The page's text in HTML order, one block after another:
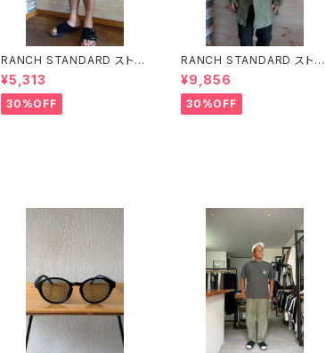
RANCH STANDARD ストレ
ッチライトツイルベイカーショ
ーツ ランチスタンダード LIG
HT BROWN
¥5,313
30%OFF
RANCH STANDARD ストレ
ッチツイルルーズフィットM-51
フィールドコート ランチスタン
ダード OLIVE
¥9,856
30%OFF